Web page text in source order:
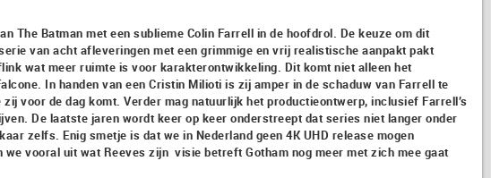
The Batman met een sublieme Colin Farrell in de hoofdrol. De keuze om dit
van acht afleveringen met een grimmige en vrij realistische aanpakt pakt
wat meer ruimte is voor karakterontwikkeling. Dit komt niet alleen het
In handen van een Cristin Milioti is zij amper in de schaduw van Farrell te
voor de dag komt. Verder mag natuurlijk het productieontwerp, inclusief Farrell’s
De laatste jaren wordt keer op keer onderstreept dat series niet langer onder
zelfs. Enig smetje is dat we in Nederland geen 4K UHD release mogen
vooral uit wat Reeves zijn visie betreft Gotham nog meer met zich mee gaat